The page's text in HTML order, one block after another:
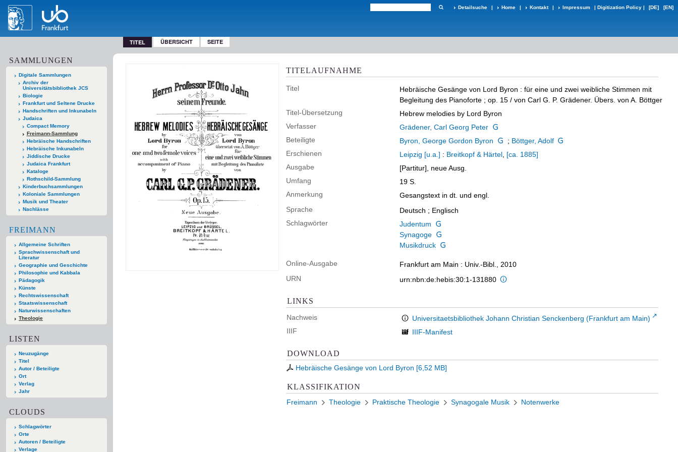
Detailsuche | Home | Kontakt | Impressum | Digitization Policy | [DE] [EN]
TITEL ÜBERSICHT SEITE
SAMMLUNGEN
Digitale Sammlungen
Archiv der
Universitätsbibliothek JCS
Biologie
Frankfurt und Seltene Drucke
Handschriften und Inkunabeln
Judaica
Compact Memory
Freimann-Sammlung
Hebräische Handschriften
Hebräische Inkunabeln
Jiddische Drucke
Judaica Frankfurt
Kataloge
Rothschild-Sammlung
Kinderbuchsammlungen
Koloniale Sammlungen
Musik und Theater
Nachlässe
FREIMANN
Allgemeine Schriften
Sprachwissenschaft und
Literatur
Geographie und Geschichte
Philosophie und Kabbala
Pädagogik
Künste
Rechtswissenschaft
Staatswissenschaft
Naturwissenschaften
Theologie
LISTEN
Neuzugänge
Titel
Autor / Beteiligte
Ort
Verlag
Jahr
CLOUDS
Schlagwörter
Orte
Autoren / Beteiligte
Verlage
TITELAUFNAHME
Titel Hebräische Gesänge von Lord Byron : für eine und zwei weibliche Stimmen mit
Begleitung des Pianoforte ; op. 15 / von Carl G. P. Grädener. Übers. von A. Böttger
Titel-Übersetzung
Hebrew melodies by Lord Byron
Verfasser
Grädener, Carl Georg Peter
Beteiligte
Byron, George Gordon Byron ; Böttger, Adolf
Erschienen
Leipzig [u.a.] : Breitkopf & Härtel [ca. 1885]
Ausgabe
[Partitur], neue Ausg.
Umfang
19 S.
Anmerkung
Gesangstext in dt. und engl.
Sprache
Deutsch ; Englisch
Schlagwörter
Judentum
Synagoge
Musikdruck
Online-Ausgabe
Frankfurt am Main : Univ.-Bibl., 2010
URN
urn:nbn:de:hebis:30:1-131880
LINKS
Nachweis
Universitaetsbibliothek Johann Christian Senckenberg (Frankfurt am Main)
IIIF
IIIF-Manifest
DOWNLOAD
Hebräische Gesänge von Lord Byron [6,52 MB]
KLASSIFIKATION
Freimann Theologie Praktische Theologie Synagogale Musik Notenwerke